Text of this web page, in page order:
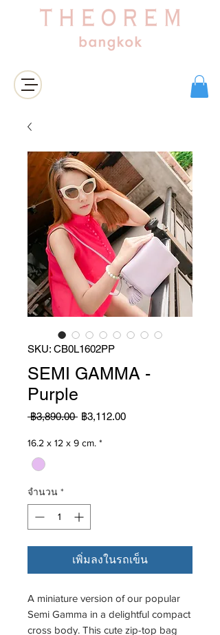
SKU: CB0L1602PP
SEMI GAMMA -
Purple
฿3,890.00 ราคา
฿3,112.00ราคา
16.2 x 12 x 9 cm. *
จำนวน *
เพิ่มลงในรถเข็น
A miniature version of our popular
Semi Gamma in a delightful compact
cross body. This cute zip-top bag